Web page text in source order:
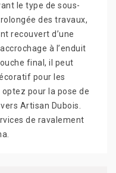
le type de sous-
des travaux,
recouvert d’une
à l’enduit
final, il peut
pour les
pour la pose de
Artisan Dubois.
de ravalement